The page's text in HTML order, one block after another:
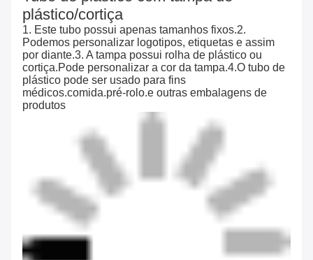
plástico/cortiça
1. Este tubo possui apenas tamanhos fixos.2.
Podemos personalizar logotipos, etiquetas e assim
por diante.3. A tampa possui rolha de plástico ou
cortiça.Pode personalizar a cor da tampa.4.O tubo de
plástico pode ser usado para fins
médicos.comida.pré-rolo.e outras embalagens de
produtos